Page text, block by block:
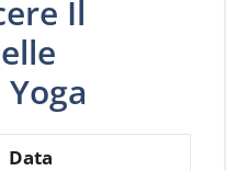
Il
Data